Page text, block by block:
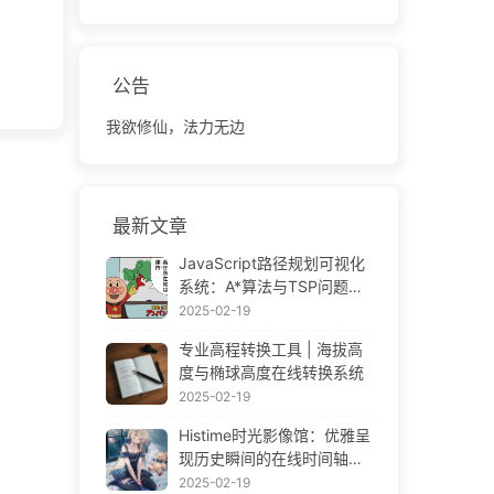
公告
我欲修仙，法力无边
最新文章
JavaScript路径规划可视化
系统：A*算法与TSP问题解
决方案
2025-02-19
专业高程转换工具 | 海拔高
度与椭球高度在线转换系统
2025-02-19
Histime时光影像馆：优雅呈
现历史瞬间的在线时间轴相
册 | Historical Photo Timeli
2025-02-19